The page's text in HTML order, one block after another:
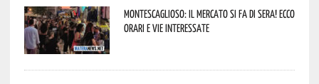
Montescaglioso: il mercato si fa di sera! Ecco
orari e vie interessate